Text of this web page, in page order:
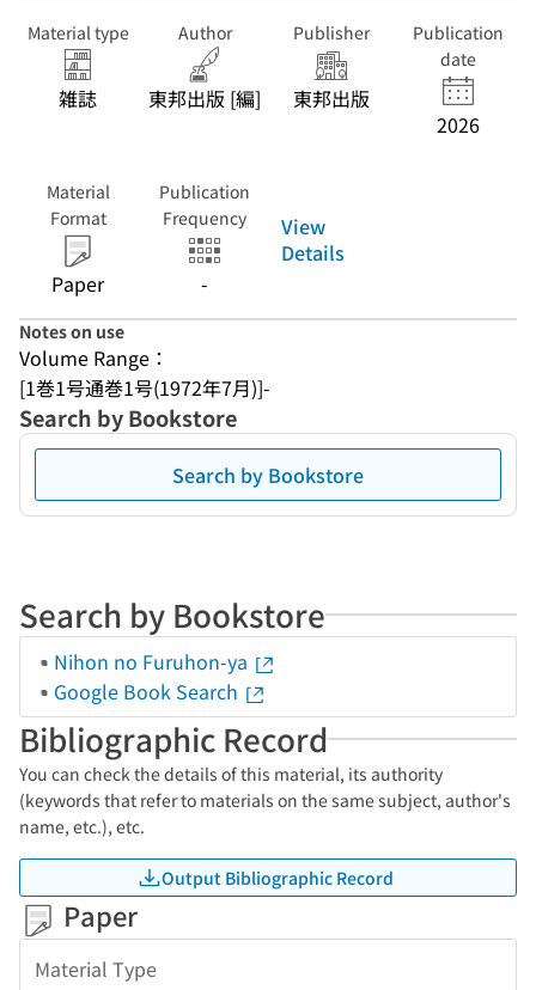
Material type
雑誌
Author
東邦出版 [編]
Publisher
東邦出版
Publication
date
2026
Material
Format
Paper
Publication
Frequency
-
View
Details
Notes on use
Volume Range：
[1巻1号通巻1号(1972年7月)]-
Search by Bookstore
Search by Bookstore
Search by Bookstore
Nihon no Furuhon-ya
Google Book Search
Bibliographic Record
You can check the details of this material, its authority
(keywords that refer to materials on the same subject, author's
name, etc.), etc.
Output Bibliographic Record
Paper
Material Type